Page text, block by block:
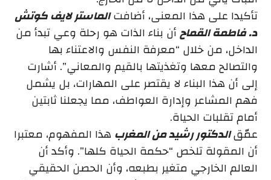
تأكيدا على هذا المعنى، أضافتالماستر لايف كوتش
د. فاطمة القماحأن بناء الذات هو رحلة وعي تبدأ من
الداخل، من خلال “معرفة النفس والاعتناء بها
والتصالح معها وتغذيتها بالقيم والمعاني”. أشارت
إلى أن هذا البناء لا يقتصر على المهارات، بل يشمل
فهم المشاعر وإدارة العواطف، مما يجعلنا ثابتين
أمام تقلبات الحياة.
عمّقالدكتور رشيد من المغربهذا المفهوم، معتبرا
أن المقولة تلخص “حكمة الحياة كلها”. وأكد أن
العالم الخارجي متغير بطبعه، وأن الحصن الحقيقي